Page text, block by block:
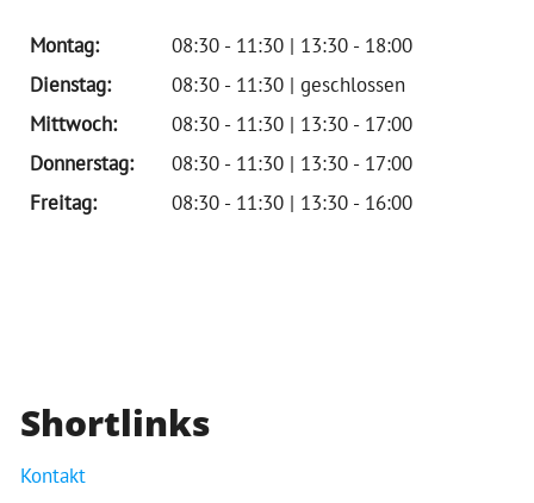
Montag:
08:30 - 11:30 | 13:30 - 18:00
Dienstag:
08:30 - 11:30 | geschlossen
Mittwoch:
08:30 - 11:30 | 13:30 - 17:00
Donnerstag:
08:30 - 11:30 | 13:30 - 17:00
Freitag:
08:30 - 11:30 | 13:30 - 16:00
Shortlinks
Kontakt